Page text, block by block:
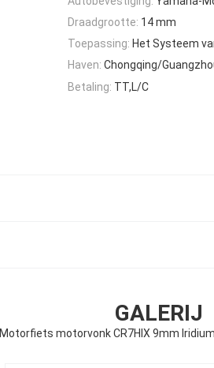
Draadgrootte: 14 mm
Toepassing: Het Systeem
Haven: Chongqing/
Betaling: TT,L/C
GALERIJ
Motorfiets motorvonk CR7HIX 9mm